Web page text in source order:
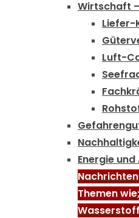
Wirtschaft
Liefer-
Luft-
Energie und
Themen